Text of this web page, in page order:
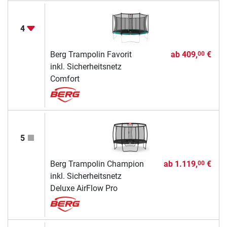
4
Berg Trampolin Favorit
inkl. Sicherheitsnetz
Comfort
ab 409,00€
5
Berg Trampolin Champion
inkl. Sicherheitsnetz
Deluxe AirFlow Pro
ab 1.119,00€